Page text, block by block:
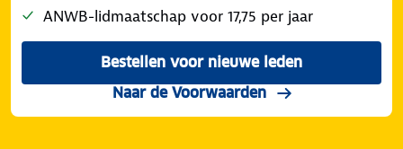
ANWB-lidmaatschap voor 17,75 per jaar
Bestellen voor nieuwe leden
Wegenwacht Bromfiets
Naar de Voorwaardenvan Wegenwacht